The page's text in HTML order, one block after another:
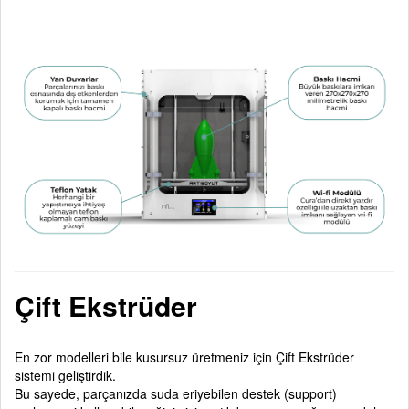
Çift Ekstrüder
En zor modelleri bile kusursuz üretmeniz için Çift Ekstrüder
sistemi geliştirdik.
Bu sayede, parçanızda suda eriyebilen destek (support)